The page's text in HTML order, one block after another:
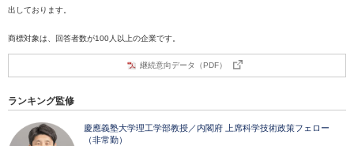
出しております。
商標対象は、回答者数が100人以上の企業です。
継続意向データ（PDF）
ランキング監修
慶應義塾大学理工学部教授／内閣府 上席科学技術政策フェロー
（非常勤）